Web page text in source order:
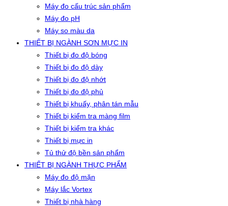
Máy đo cấu trúc sản phẩm
Máy đo pH
Máy so màu da
THIẾT BỊ NGÀNH SƠN MỰC IN
Thiết bị đo độ bóng
Thiết bị đo độ dày
Thiết bị đo độ nhớt
Thiết bị đo độ phủ
Thiết bị khuấy, phân tán mẫu
Thiết bị kiểm tra màng film
Thiết bị kiểm tra khác
Thiết bị mực in
Tủ thử độ bền sản phẩm
THIẾT BỊ NGÀNH THỰC PHẨM
Máy đo độ mặn
Máy lắc Vortex
Thiết bị nhà hàng